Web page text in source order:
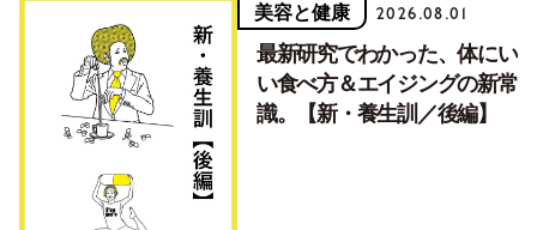
美容と健康 2026.08.01
最新研究でわかった、体にい
い食べ方＆エイジングの新常
識。【新・養生訓／後編】